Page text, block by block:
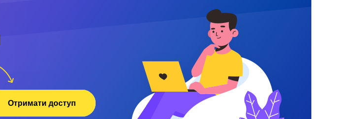
Отримати доступ